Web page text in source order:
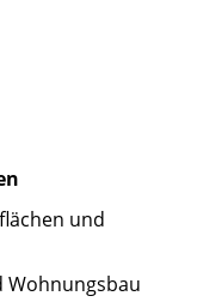
und
Wohnungsbau